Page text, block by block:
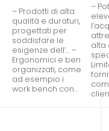
– Prodotti di alta
qualità e duraturi,
progettati per
soddisfare le
esigenze dell’… –
Ergonomici e ben
organizzati, come
ad esempio i
work bench con…
–
alta